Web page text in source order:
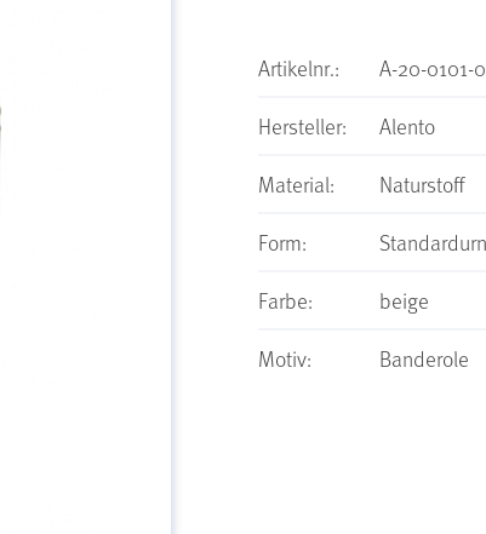
Artikelnr.:
A-20-0101-
Hersteller:
Alento
Material:
Naturstoff
Form:
Farbe:
beige
Motiv:
Banderole